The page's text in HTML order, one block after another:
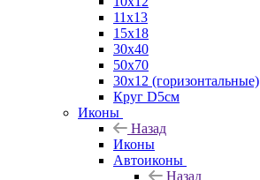
11х13
15х18
30x40
50x70
30x12 (горизонтальные)
Круг D5см
Иконы
Назад
Иконы
Автоиконы
Назад